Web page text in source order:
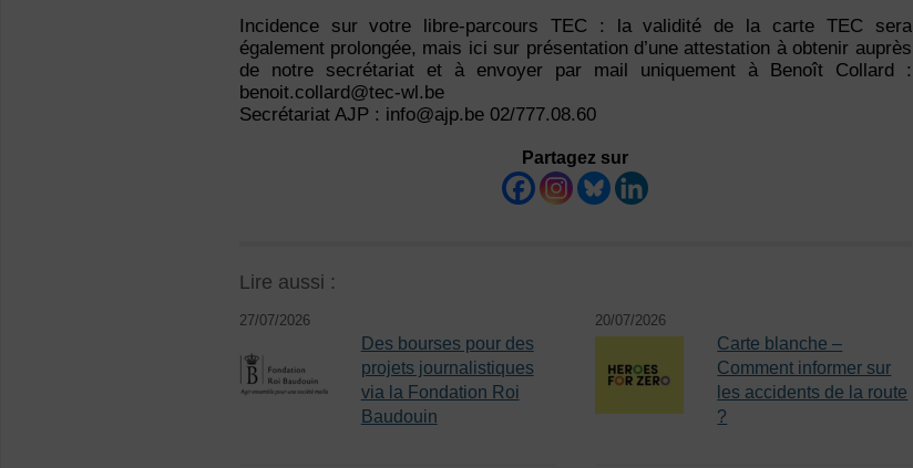
Incidence sur votre libre-parcours TEC : la validité de la carte TEC sera
également prolongée, mais ici sur présentation d’une attestation à obtenir auprès
de notre secrétariat et à envoyer par mail uniquement à Benoît Collard :
benoit.collard@tec-wl.be
Secrétariat AJP : info@ajp.be 02/777.08.60
Partagez sur
Lire aussi :
27/07/2026
Des bourses pour des
projets journalistiques
via la Fondation Roi
Baudouin
20/07/2026
Carte blanche –
Comment informer sur
les accidents de la route
?